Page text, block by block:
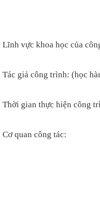
Lĩnh vực khoa học của
Tác giả công trình: (học
Thời gian thực hiện công
Cơ quan công tác: